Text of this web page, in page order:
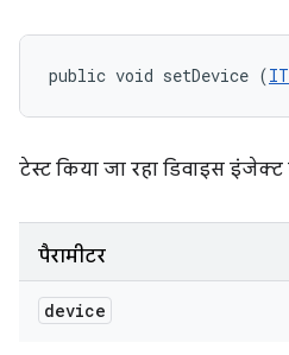
public void setDevice (
टेस्ट किया जा रहा डिवाइस
पैरामीटर
device